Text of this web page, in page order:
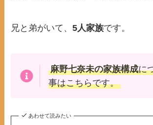
兄と弟がいて、5人家族です。
麻野七奈未の家族構成に
事はこちらです。
あわせて読みたい